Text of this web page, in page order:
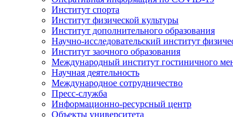
Институт спорта
Институт физической культуры
Институт дополнительного образования
Научно-исследовательский институт
Институт заочного образования
Международный институт гостиничного
Научная деятельность
Международное сотрудничество
Пресс-служба
Информационно-ресурсный центр
Объекты университета